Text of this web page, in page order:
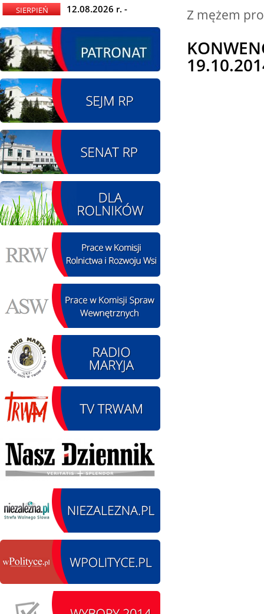
SIERPIEŃ
12
12.08.2026 r. -
SIERPIEŃ
13
13.09.2026 r. -Zlot
Pojazdów
zabytkowych. Wieluń
czytaj więcej
SIERPIEŃ
14
14.08.2026 r. - Dzień
Kiernozkiego Dzika.
Kiernozia
SIERPIEŃ
15
15.08.2026 r. -Święto
Wojska Polskiego.
Łódź
czytaj więcej
SIERPIEŃ
15
Chrzanisko.
czytaj więcej
15
Oddanie budynku.
Wielgie
czytaj więcej
15.08.2026 r. -
Z mężem